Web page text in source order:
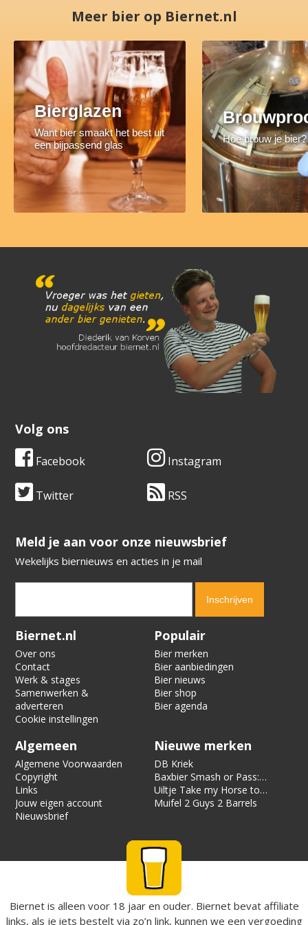
Meer bier op Biernet.nl
Bierglazen
Want bier smaakt het best uit
een bijpassend glas
Hoe brouw je bier?
Volg ons
Facebook Instagram
Twitter RSS
​​​​​​​Meld je aan voor onze nieuwsbrief
Wekelijks biernieuws en acties in je mail
Verification code:
Biernet.nl
Over ons
Contact
Werk & stages
Samenwerken &
adverteren
Cookie instellingen
Populair
Bier merken
Bier aanbiedingen
Bier nieuws
Bier shop
Bier agenda
Algemeen
Algemene Voorwaarden
Copyright
Links
Jouw eigen account
Nieuwsbrief
Nieuwe merken
DB Kriek
Baxbier Smash or Pass:
Strata
Uiltje Take my Horse to
the Hotel Room
Muifel 2 Guys 2 Barrels
Biernet is alleen voor 18 jaar en ouder. Biernet bevat affiliate
links, als je iets bestelt via zo’n link, kunnen we een vergoeding